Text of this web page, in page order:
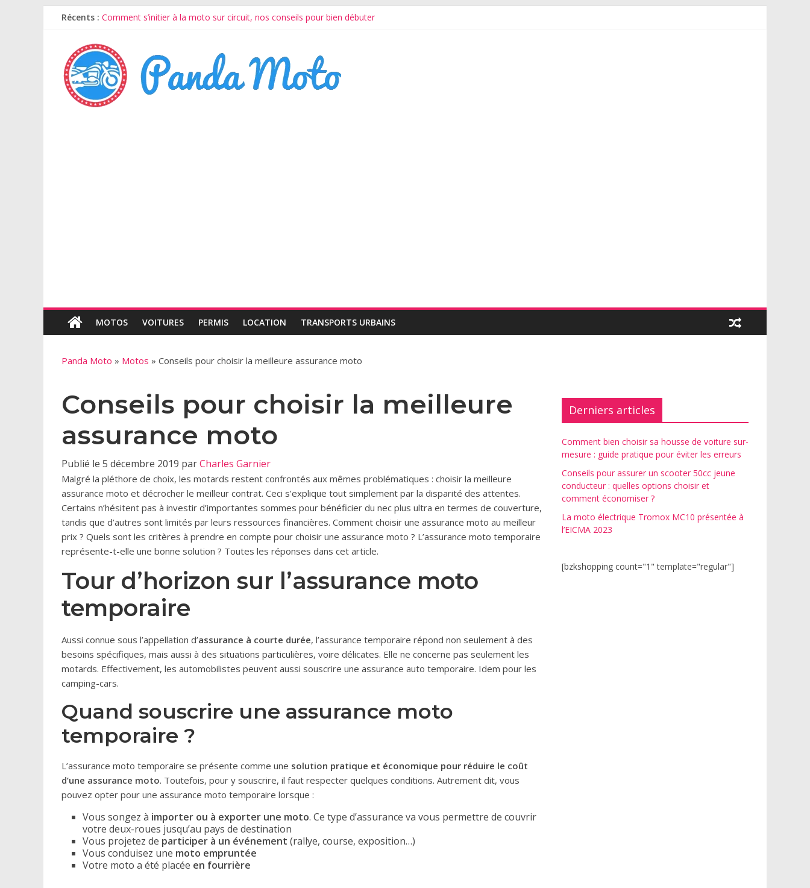
Récents : Comment s’initier à la moto sur circuit, nos conseils pour bien débuter
Conseils pour assurer un scooter 50cc jeune conducteur : quelles options choisir et comment économiser ?
La moto électrique Tromox MC10 présentée à l’EICMA 2023
Quels sont les différents types d’éclairage LED pour moto et quad ?
MOTOS VOITURES PERMIS LOCATION TRANSPORTS URBAINS
Panda Moto » Motos » Conseils pour choisir la meilleure assurance moto
Conseils pour choisir la meilleure
assurance moto
Publié le 5 décembre 2019 parCharles Garnier
Malgré la pléthore de choix, les motards restent confrontés aux mêmes problématiques : choisir la meilleure
assurance moto et décrocher le meilleur contrat. Ceci s’explique tout simplement par la disparité des attentes.
Certains n’hésitent pas à investir d’importantes sommes pour bénéficier du nec plus ultra en termes de couverture,
tandis que d’autres sont limités par leurs ressources financières. Comment choisir une assurance moto au meilleur
prix ? Quels sont les critères à prendre en compte pour choisir une assurance moto ? L’assurance moto temporaire
représente-t-elle une bonne solution ? Toutes les réponses dans cet article.
Tour d’horizon sur l’assurance moto
temporaire
Aussi connue sous l’appellation d’assurance à courte durée, l’assurance temporaire répond non seulement à des
besoins spécifiques, mais aussi à des situations particulières, voire délicates. Elle ne concerne pas seulement les
motards. Effectivement, les automobilistes peuvent aussi souscrire une assurance auto temporaire. Idem pour les
camping-cars.
Quand souscrire une assurance moto
temporaire ?
L’assurance moto temporaire se présente comme une solution pratique et économique pour réduire le coût
d’une assurance moto. Toutefois, pour y souscrire, il faut respecter quelques conditions. Autrement dit, vous
pouvez opter pour une assurance moto temporaire lorsque :
Vous songez à importer ou à exporter une moto. Ce type d’assurance va vous permettre de couvrir
votre deux-roues jusqu’au pays de destination
Vous projetez de participer à un événement (rallye, course, exposition…)
Vous conduisez une moto empruntée
Votre moto a été placée en fourrière
Derniers articles
Comment bien choisir sa housse de voiture sur-
mesure : guide pratique pour éviter les erreurs
Conseils pour assurer un scooter 50cc jeune
conducteur : quelles options choisir et
comment économiser ?
La moto électrique Tromox MC10 présentée à
l’EICMA 2023
[bzkshopping count="1" template="regular"]